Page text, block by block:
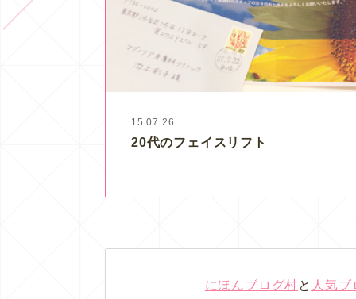
15.07.26
20代のフェイスリフト
にほんブログ村と 人気